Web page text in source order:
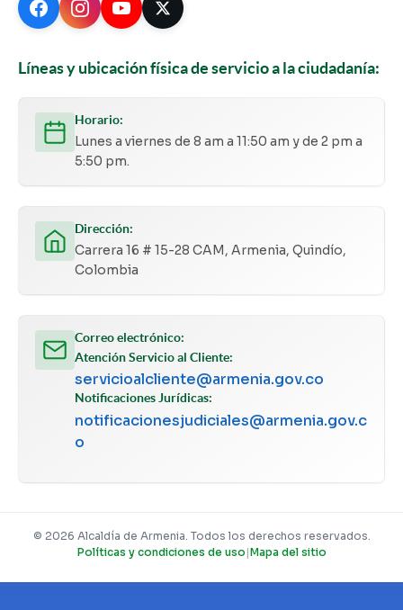
Líneas y ubicación física de servicio a la ciudadanía:
Horario:
Lunes a viernes de 8 am a 11:50 am y de 2 pm a
5:50 pm.
Dirección:
Carrera 16 # 15-28 CAM, Armenia, Quindío,
Colombia
Correo electrónico:
Atención Servicio al Cliente:
servicioalcliente@armenia.gov.co
Notificaciones Jurídicas:
notificacionesjudiciales@armenia.gov.c
o
© 2026 Alcaldía de Armenia. Todos los derechos reservados.
Políticas y condiciones de uso |Mapa del sitio